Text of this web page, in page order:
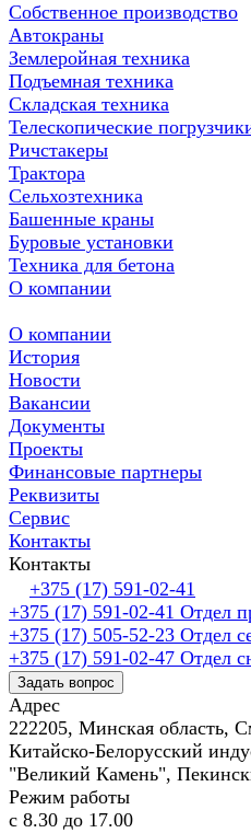
Собственное производство
Автокраны
Землеройная техника
Подъемная техника
Складская техника
Телескопические
Ричстакеры
Трактора
Сельхозтехника
Башенные краны
Буровые установки
Техника для бетона
О компании
О компании
История
Новости
Вакансии
Документы
Проекты
Финансовые партнеры
Реквизиты
Сервис
Контакты
Контакты
+375 (17) 591-02-41
+375 (17) 591-02-41 Отдел
+375 (17) 505-52-23 Отдел
+375 (17) 591-02-47 Отдел
Задать вопрос
Адрес
222205, Минская область,
Китайско-Белорусский
"Великий Камень",
Режим работы
с 8.30 до 17.00